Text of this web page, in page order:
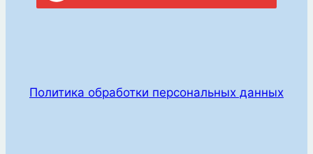
Политика обработки персональных данных